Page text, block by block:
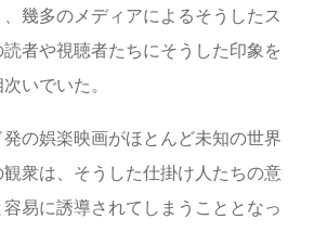
幾多のメディアによるそうしたス
者や視聴者たちにそうした印象を
いでいた。
の娯楽映画がほとんど未知の世界
衆は、そうした仕掛け人たちの意
易に誘導されてしまうこととなっ